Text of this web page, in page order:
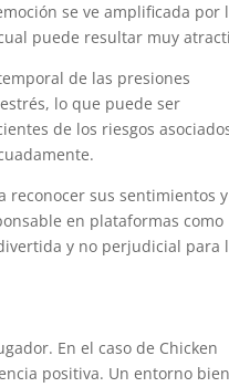
se ve amplificada por
puede resultar muy
de las presiones
lo que puede ser
de los riesgos
reconocer sus sentimientos y
en plataformas como
y no perjudicial para
En el caso de Chicken
positiva. Un entorno